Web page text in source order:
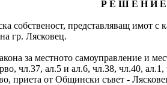
Р Е Ш Е Н И
собственост, представляващ имот
гр. Лясковец.
за местното самоуправление и
чл.37, ал.5 и ал.6, чл.38, чл.40,
приета от Общински съвет -